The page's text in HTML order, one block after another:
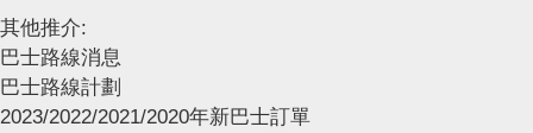
其他推介:
巴士路線消息
巴士路線計劃
2023/2022/2021/2020年新巴士訂單